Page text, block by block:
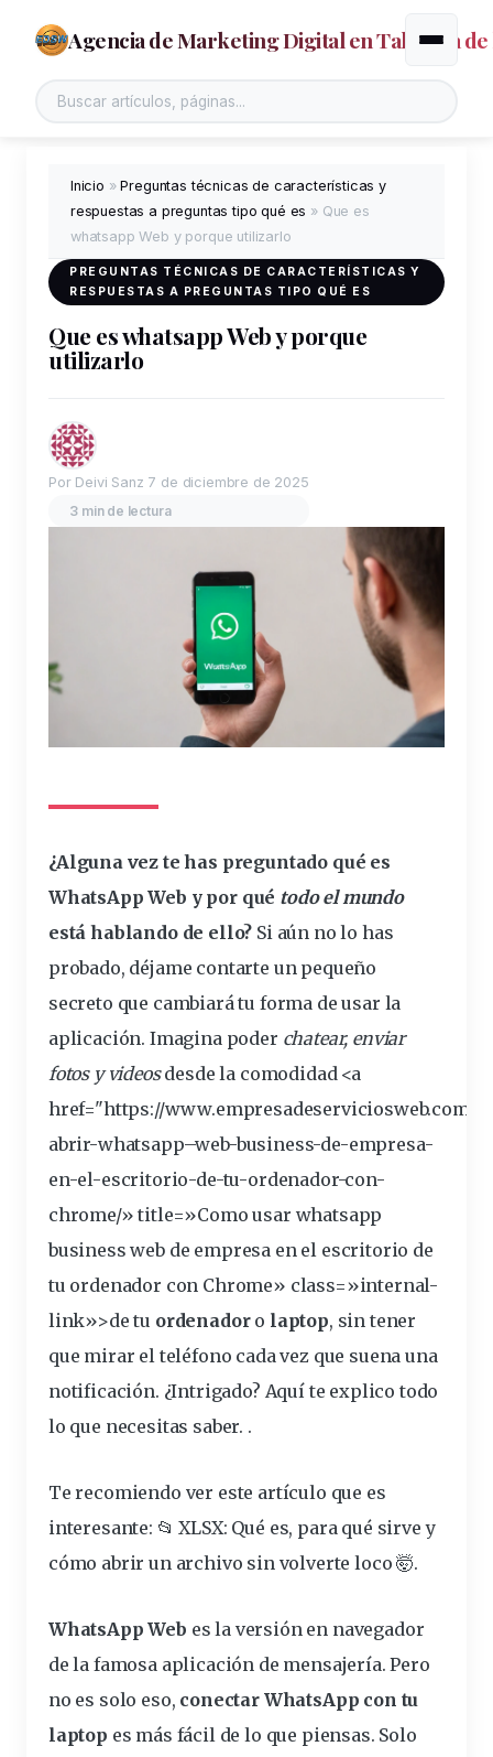
Agencia de Marketing Digital en Talavera de
Alternar
Inicio »Preguntas técnicas de características y
respuestas a preguntas tipo qué es » Que es
whatsapp Web y porque utilizarlo
PREGUNTAS TÉCNICAS DE CARACTERÍSTICAS Y
RESPUESTAS A PREGUNTAS TIPO QUÉ ES
Que es whatsapp Web y porque
utilizarlo
Por Deivi Sanz 7 de diciembre de 2025
3 min de lectura
¿Alguna vez te has preguntado qué es
WhatsApp Web y por qué todo elmundo
está hablando de ello? Si aún no lo has
probado, déjame contarte un pequeño
secreto que cambiará tu forma de usar la
aplicación. Imagina poder chatear, enviar
fotosy videosdesde la comodidad<a
href="https://www.empresadeserviciosweb.com/
abrir-whatsapp–web-business-de-empresa-
en-el-escritorio-de-tu-ordenador-con-
chrome/» title=»Como usar whatsapp
business web de empresa en el escritorio de
tu ordenador con Chrome» class=»internal-
link»>de tu ordenadoro laptop, sin tener
que mirar el teléfono cada vez que suena una
notificación. ¿Intrigado? Aquí te explico todo
lo que necesitas saber. .
Te recomiendo ver este artículo que es
interesante: 📂 XLSX: Qué es, para qué sirve y
cómo abrir un archivo sin volverte loco 🤯.
WhatsApp Web es la versión en navegador
de la famosa aplicación de mensajería. Pero
no es solo eso, conectar WhatsApp con tu
laptop es más fácil de lo que piensas. Solo